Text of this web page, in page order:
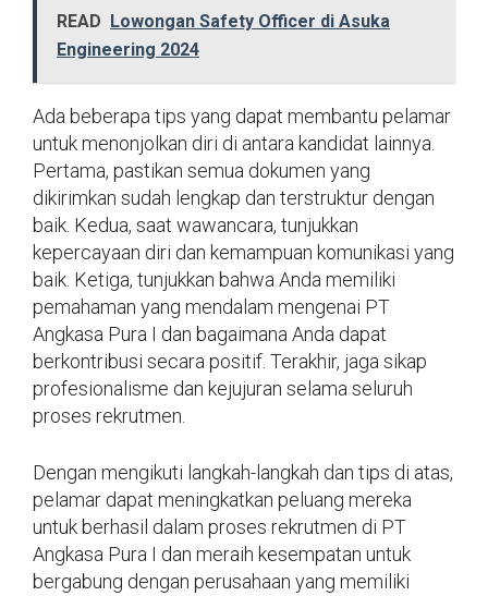
READ Lowongan Safety Officer di Asuka
Engineering 2024
Ada beberapa tips yang dapat membantu pelamar
untuk menonjolkan diri di antara kandidat lainnya.
Pertama, pastikan semua dokumen yang
dikirimkan sudah lengkap dan terstruktur dengan
baik. Kedua, saat wawancara, tunjukkan
kepercayaan diri dan kemampuan komunikasi yang
baik. Ketiga, tunjukkan bahwa Anda memiliki
pemahaman yang mendalam mengenai PT
Angkasa Pura I dan bagaimana Anda dapat
berkontribusi secara positif. Terakhir, jaga sikap
profesionalisme dan kejujuran selama seluruh
proses rekrutmen.
Dengan mengikuti langkah-langkah dan tips di atas,
pelamar dapat meningkatkan peluang mereka
untuk berhasil dalam proses rekrutmen di PT
Angkasa Pura I dan meraih kesempatan untuk
bergabung dengan perusahaan yang memiliki